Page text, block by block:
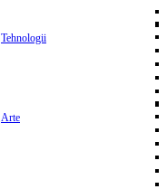
Tehnologii
Arte